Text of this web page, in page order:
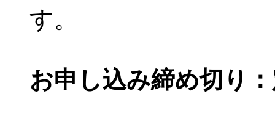
す。
お申し込み締め切り